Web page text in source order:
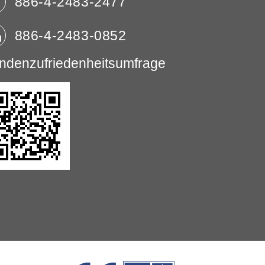
886-4-2483-0852